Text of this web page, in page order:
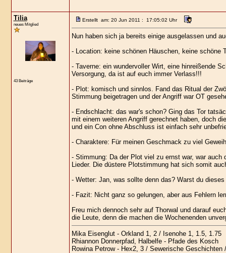
Tilia
neues Mitglied
43 Beiträge
Erstellt am: 20 Jun 2011 : 17:05:02 Uhr
Nun haben sich ja bereits einige ausgelassen und
- Location: keine schönen Häuschen, keine schöne
- Taverne: ein wundervoller Wirt, eine hinreißende
Versorgung, da ist auf euch immer Verlass!!!
- Plot: komisch und sinnlos. Fand das Ritual der
Stimmung beigetragen und der Angriff war OT
- Endschlacht: das war's schon? Ging das Tor
mit einem weiteren Angriff gerechnet haben, doch
und ein Con ohne Abschluss ist einfach sehr
- Charaktere: Für meinen Geschmack zu viel
- Stimmung: Da der Plot viel zu ernst war, war auch
Lieder. Die düstere Plotstimmung hat sich somit
- Wetter: Jan, was sollte denn das? Warst du
- Fazit: Nicht ganz so gelungen, aber aus Fehlern
Freu mich dennoch sehr auf Thorwal und darauf
die Leute, denn die machen die Wochenenden
Mika Eisenglut - Orkland 1, 2 / Isenohe 1, 1.5, 1.75
Rhiannon Donnerpfad, Halbelfe - Pfade des Kosch
Rowina Petrow - Hex2, 3 / Sewerische Geschichten